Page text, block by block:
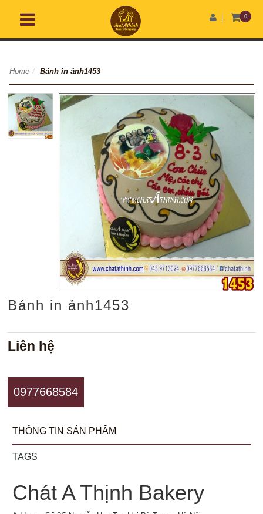
0
Home / Bánh in ảnh1453
Bánh in ảnh1453
Liên hệ
0977668584
THÔNG TIN SẢN PHẨM
TAGS
Chát A Thịnh Bakery